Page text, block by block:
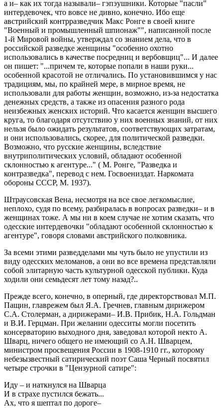
а и– как их тогда называли– гэпэушники. Которые "пасли"
интердевочек, что вовсе не дивно, конечно. Ибо еще
австрийский контрразведчик Макс Ронге в своей книге
"Военный и промышленный шпионаж"", написанной после
1-й Мировой войны, утверждал со знанием дела, что в
российской разведке женщины "особенно охотно
использовались в качестве посредниц и вербовщиц"... И далее
он пишет: "...причем те, которые попали в наши руки...
особенной красотой не отличались. По установившимся у нас
традициям, мы, по крайней мере, в мирное время, не
использовали для работы женщин, возможно, из-за недостатка
денежных средств, а также из опасения разного рода
неизбежных женских историй. Что касается женщин высшего
круга, то благодаря отсутствию у них военных знаний, от них
нельзя было ожидать результатов, соответствующих затратам,
и они использовались, скорее, для политической разведки.
Возможно, что русские женщины, вследствие
внутриполитических условий, обладают особенной
склонностью к агентуре..." ( М. Ронге, "Разведка и
контразведка", перевод с нем. Госвоениздат. Наркомата
обороны СССР, М. 1937).
Штраусовская Вена, несмотря на все свое легкомыслие,
неплохо, судя по всему, разбиралась в вопросах разведки– и в
женщинах тоже. А мы ни в коем случае не хотим сказать, что
одесские интердевочки "обладают особенной склонностью к
агентуре", говоря словами австрийского полковника.
За всеми этими разведделами мы чуть было не упустили из
виду одесских меломанов, а они во все времена представляли
собой элитарную часть культурной одесской публики. Куда
ходили они семьдесят лет тому назад?..
Прежде всего, конечно, в оперный, где директорствовал М.П.
Пащин, главрежем был Я.А. Гречнев, главным дирижером
С.А. Столерман, а дирижерами– И.В. Прибик, Н.А. Гольдман
и В.И. Герцман. При желании одесситы могли посетить
консерваторию выходного дня, заведовал которой некто А.
Шварц, ничего общего не имеющий со А.Н. Шварцем,
министром просвещения России в 1908-1910 гг., которому
небезызвестный сатирический поэт Саша Черный посвятил
четыре строчки в "Цензурной сатире":
Иду – и наткнулся на Шварца
И в страхе пустился бежать...
Ах, что я шептал по дороге–